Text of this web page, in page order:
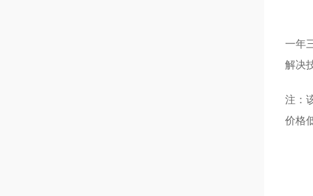
一年
解决
注：
价格